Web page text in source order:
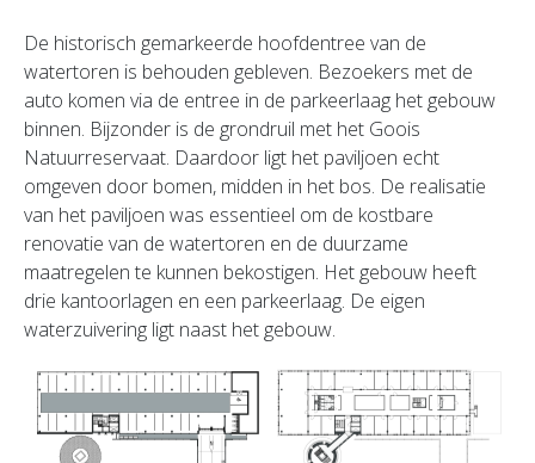
De historisch gemarkeerde hoofdentree van de
watertoren is behouden gebleven. Bezoekers met de
auto komen via de entree in de parkeerlaag het gebouw
binnen. Bijzonder is de grondruil met het Goois
Natuurreservaat. Daardoor ligt het paviljoen echt
omgeven door bomen, midden in het bos. De realisatie
van het paviljoen was essentieel om de kostbare
renovatie van de watertoren en de duurzame
maatregelen te kunnen bekostigen. Het gebouw heeft
drie kantoorlagen en een parkeerlaag. De eigen
waterzuivering ligt naast het gebouw.